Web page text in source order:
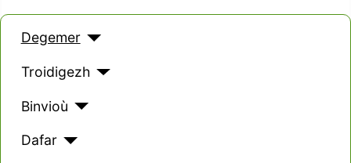
Degemer
Troidigezh
Binvioù
Dafar